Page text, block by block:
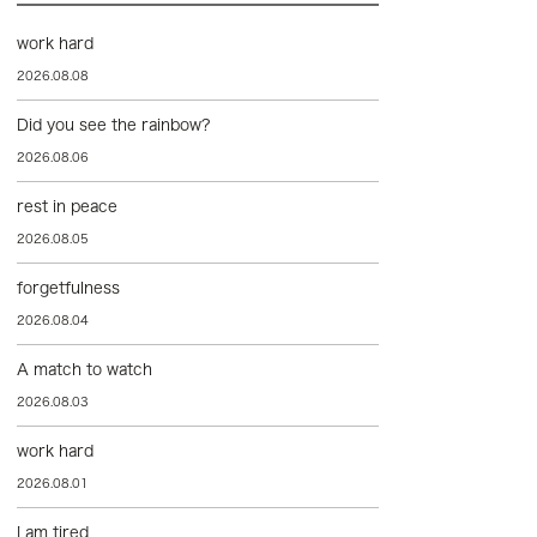
work hard
2026.08.08
Did you see the rainbow?
2026.08.06
rest in peace
2026.08.05
forgetfulness
2026.08.04
A match to watch
2026.08.03
work hard
2026.08.01
I am tired